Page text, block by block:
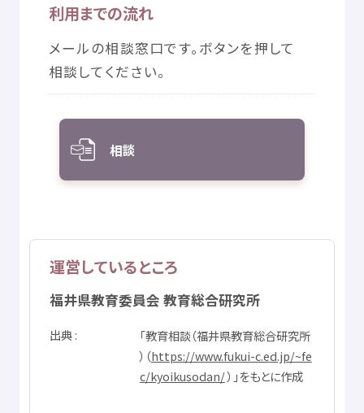
利用までの流れ
メールの相談窓口です。ボタンを押 して
相談 してください。
相談
運営しているところ
福井県教育委員会 教育総合研究所
出典 「教育相談（福井県教育総合研究所
）（https://www.fukui-c.ed.jp/~fe
c/kyoikusodan/）」をもとに作成